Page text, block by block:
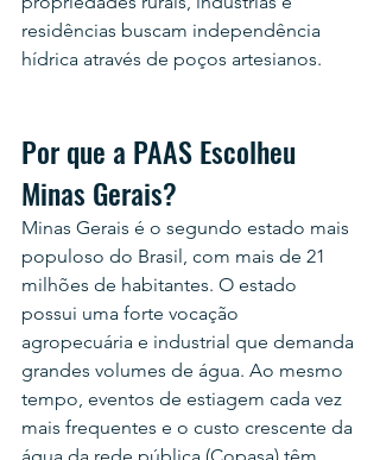
residências buscam independência
hídrica através de poços artesianos.
Por que a PAAS Escolheu
Minas Gerais?
Minas Gerais é o segundo estado mais
populoso do Brasil, com mais de 21
milhões de habitantes. O estado
possui uma forte vocação
agropecuária e industrial que demanda
grandes volumes de água. Ao mesmo
tempo, eventos de estiagem cada vez
mais frequentes e o custo crescente da